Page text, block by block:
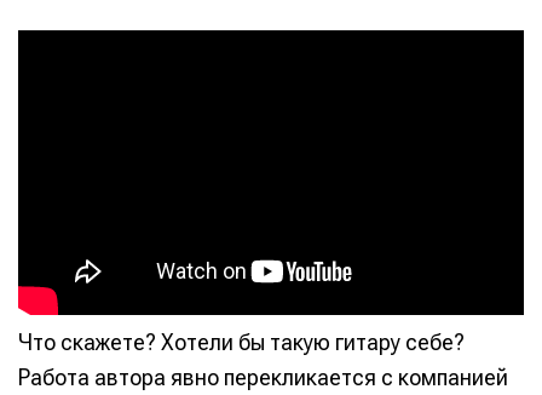
Что скажете? Хотели бы такую гитару себе?
Работа автора явно перекликается с компанией